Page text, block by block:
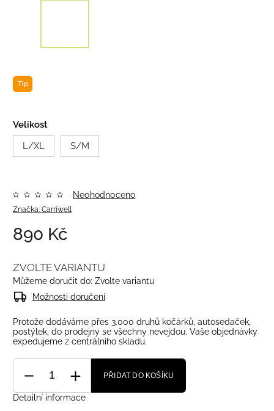
Tip
Velikost
L/XL
S/M
Značka: Carriwell
Neohodnoceno
890 Kč
ZVOLTE VARIANTU
Můžeme doručit do: Zvolte variantu
Možnosti doručení
Protože dodáváme přes 3.000 druhů kočárků, autosedaček,
postýlek, do prodejny se všechny nevejdou. Vaše objednávky
expedujeme z centrálního skladu.
PŘIDAT DO KOŠÍKU
Detailní informace